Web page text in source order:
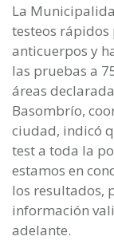
La
testeos
anticuerpos y
las pruebas a
áreas
Basombrío,
ciudad, indicó
test a toda la
estamos en
los resultados,
información
adelante.